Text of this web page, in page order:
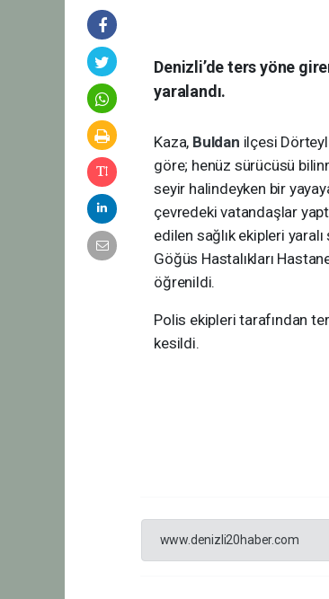
Denizli’de ters yöne
yaralandı.
Kaza, Buldan ilçesi
göre; henüz sürücüsü
seyir halindeyken bir
çevredeki vatandaşlar
edilen sağlık ekipleri
Göğüs Hastalıkları
öğrenildi.
Polis ekipleri tarafından
kesildi.
www.denizli20haber.com